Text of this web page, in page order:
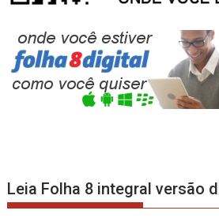
Leia Folha 8 integral versão